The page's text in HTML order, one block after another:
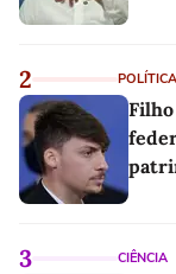
2 POLÍTICA
3 CIÊNCIA